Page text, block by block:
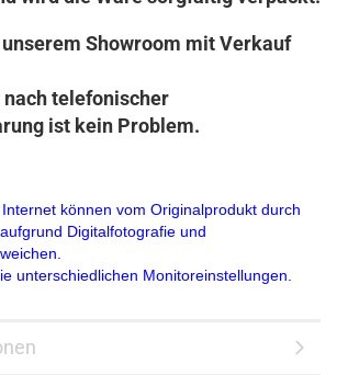
Showroom mit Verkauf
telefonischer
ist kein Problem.
können vom Originalprodukt durch
Digitalfotografie und
unterschiedlichen Monitoreinstellungen.